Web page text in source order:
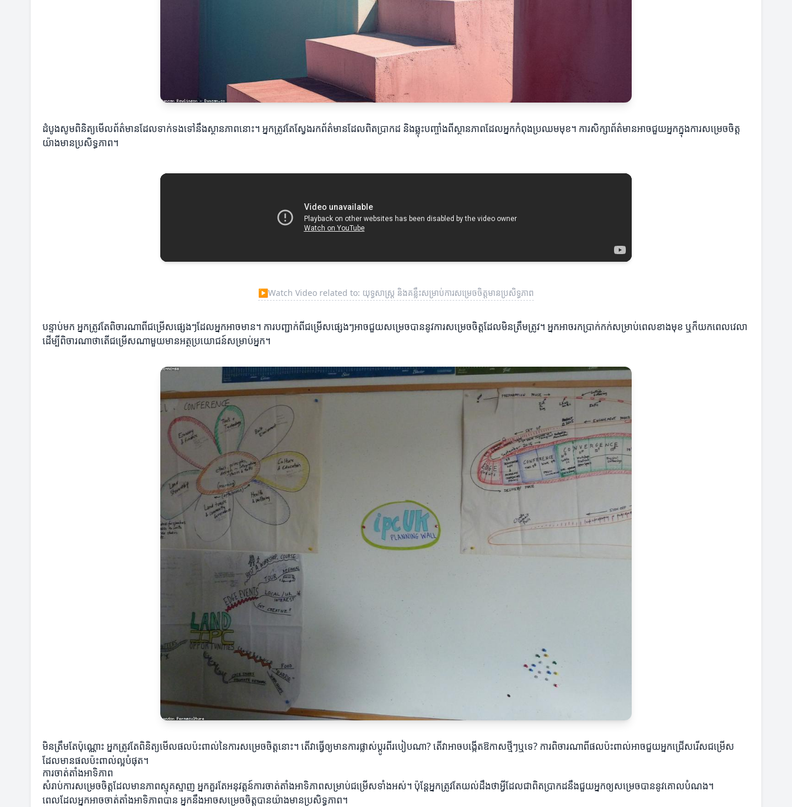
ដំបូងសូមពិនិត្យមើលព័ត៌មានដែលទាក់ទងទៅនឹងស្ថានភាពនោះ។ អ្នកត្រូវតែស្វែងរកព័ត៌មានដែលពិតប្រាកដ និងឆ្លុះបញ្ចាំងពីស្ថានភាពដែលអ្នកកំពុងប្រឈមមុខ។ ការសិក្សាព័ត៌មានអាចជួយអ្នកក្នុងការសម្រេចចិត្ត
យ៉ាងមានប្រសិទ្ធភាព។
▶Watch Video related to: យុទ្ធសាស្ត្រ និងគន្លឹះសម្រាប់ការសម្រេចចិត្តមានប្រសិទ្ធភាព
បន្ទាប់មក អ្នកត្រូវតែពិចារណាពីជម្រើសផ្សេងៗដែលអ្នកអាចមាន។ ការបញ្ជាក់ពីជម្រើសផ្សេងៗអាចជួយសម្រេចបាននូវការសម្រេចចិត្តដែលមិនត្រឹមត្រូវ។ អ្នកអាចរកប្រាក់កក់សម្រាប់ពេលខាងមុខ ឬក៏យកពេលវេលា
ដើម្បីពិចារណាថាតើជម្រើសណាមួយមានអត្ថប្រយោជន៍សម្រាប់អ្នក។
មិនត្រឹមតែប៉ុណ្ណោះ អ្នកត្រូវតែពិនិត្យមើលផលប៉ះពាល់នៃការសម្រេចចិត្តនោះ។ តើវាធ្វើឲ្យមានការផ្លាស់ប្តូរពីរបៀបណា? តើវាអាចបង្កើតឱកាសថ្មីៗឬទេ? ការពិចារណាពីផលប៉ះពាល់អាចជួយអ្នកជ្រើសរើសជម្រើស
ដែលមានផលប៉ះពាល់ល្អបំផុត។
ការចាត់តាំងអាទិភាព
សំរាប់ការសម្រេចចិត្តដែលមានភាពស្មុគស្មាញ អ្នកគួរតែអនុវត្តន៍ការចាត់តាំងអាទិភាពសម្រាប់ជម្រើសទាំងអស់។ ប៉ុន្តែអ្នកត្រូវតែយល់ដឹងថាអ្វីដែលជាពិតប្រាកដនឹងជួយអ្នកឲ្យសម្រេចបាននូវគោលបំណង។
ពេលដែលអ្នកអាចចាត់តាំងអាទិភាពបាន អ្នកនឹងអាចសម្រេចចិត្តបានយ៉ាងមានប្រសិទ្ធភាព។